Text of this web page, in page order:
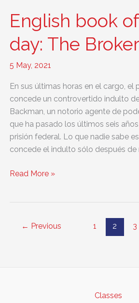
Two
Rivers
English book
day: The Broker
5 May, 2021
En sus últimas horas en el cargo, el
concede un controvertido indulto
Backman, un notorio agente de
que ha pasado los últimos seis
prisión federal. Lo que nadie sabe
concede el indulto sólo después de
English
Read More »
← Previous 1 2 3
Classes